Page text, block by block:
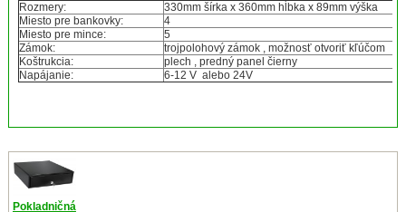
Rozmery:
330mm šírka x 360mm hĺbka x 89mm výška
Miesto pre bankovky:
4
Miesto pre mince:
5
Zámok:
trojpolohový zámok , možnosť otvoriť kľúčom
Koštrukcia:
plech , predný panel čierny
Napájanie:
6-12 V alebo 24V
Pokladničná